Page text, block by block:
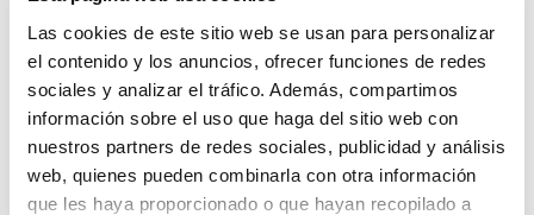
Las cookies de este sitio web se usan para personalizar
el contenido y los anuncios, ofrecer funciones de redes
sociales y analizar el tráfico. Además, compartimos
información sobre el uso que haga del sitio web con
nuestros partners de redes sociales, publicidad y análisis
web, quienes pueden combinarla con otra información
que les haya proporcionado o que hayan recopilado a
Descripción
Encapsulador
manual de 20mm
1